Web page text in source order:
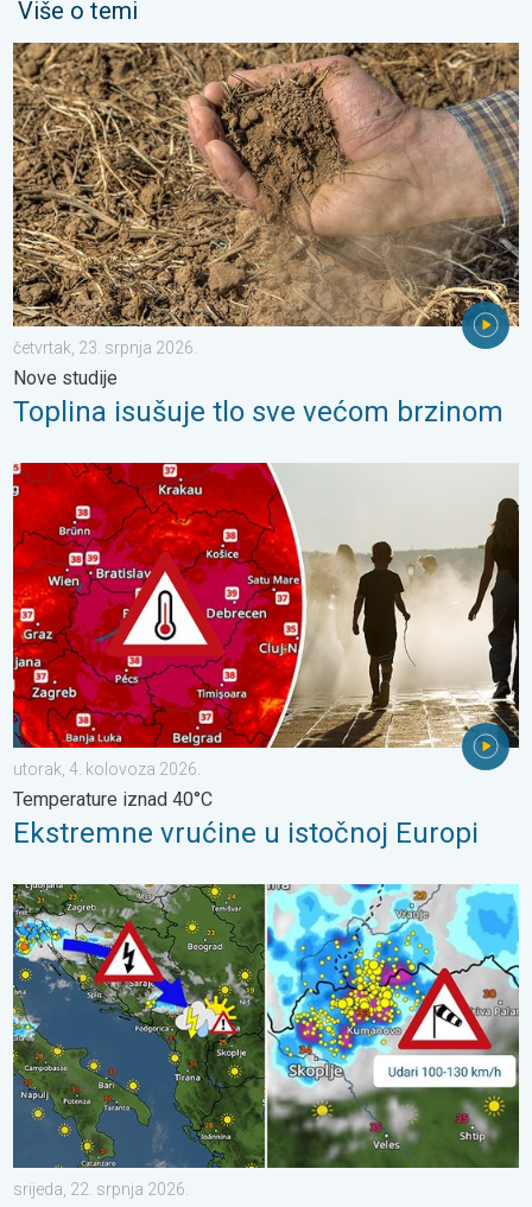
Više o temi
Toplina isušuje tlo sve većom brzinom. Nove studije. . .
četvrtak, 23. srpnja 2026.
Nove studije
Toplina isušuje tlo sve većom brzinom
Ekstremne vrućine u istočnoj Europi. Temperature iznad
utorak, 4. kolovoza 2026.
Temperature iznad 40°C
Ekstremne vrućine u istočnoj Europi
Pješčana oluja u Skoplju. Olujni i orkanski vjetar. . . srijeda, 22.
srijeda, 22. srpnja 2026.